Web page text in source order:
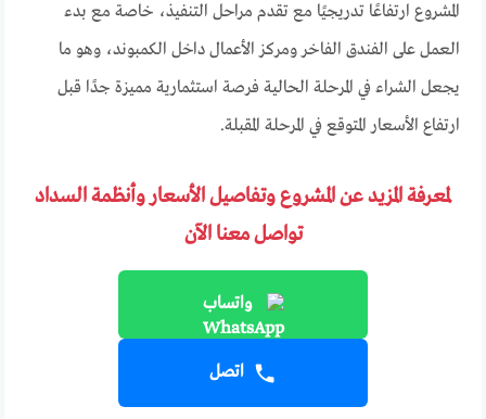
المشروع ارتفاعًا تدريجيًا مع تقدم مراحل التنفيذ، خاصة مع بدء
العمل على الفندق الفاخر ومركز الأعمال داخل الكمبوند، وهو ما
يجعل الشراء في المرحلة الحالية فرصة استثمارية مميزة جدًا قبل
ارتفاع الأسعار المتوقع في المرحلة المقبلة.
لمعرفة المزيد عن المشروع وتفاصيل الأسعار وأنظمة السداد
تواصل معنا الآن
واتساب
اتصل